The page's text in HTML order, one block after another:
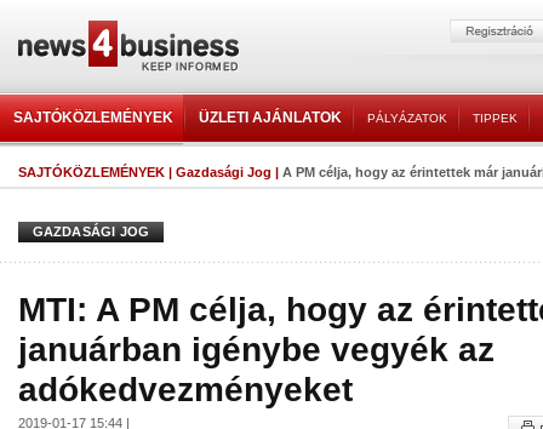
SAJTÓKÖZLEMÉNYEK ÜZLETI AJÁNLATOK PÁLYÁZATOK TIPPEK
SAJTÓKÖZLEMÉNYEK | Gazdasági Jog | A PM célja, hogy az érintettek már
GAZDASÁGI JOG
MTI: A PM célja, hogy az
januárban igénybe vegyék az
adókedvezményeket
2019-01-17 15:44 |